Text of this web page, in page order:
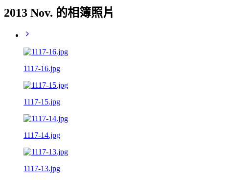
2013 Nov. 的相簿照片
1117-16.jpg
1117-15.jpg
1117-14.jpg
1117-13.jpg